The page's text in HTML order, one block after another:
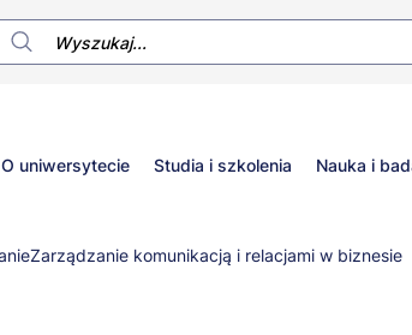
Główne
O uniwersytecie Studia i szkolenia Nauka i
Zarządzanie komunikacją i relacjami w biznesie